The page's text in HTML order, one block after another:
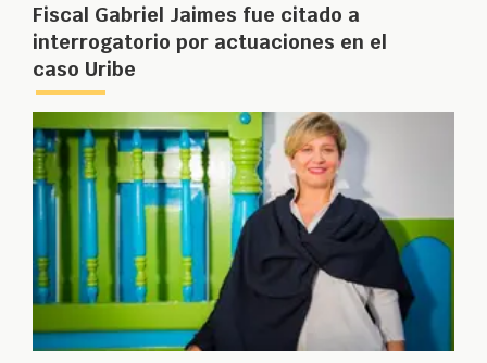
Fiscal Gabriel Jaimes fue citado a
interrogatorio por actuaciones en el
caso Uribe